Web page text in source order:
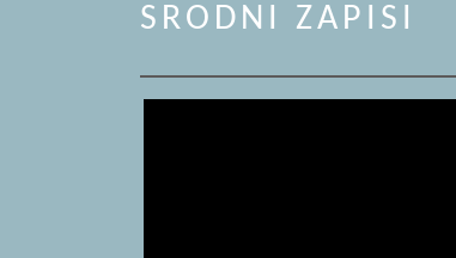
SRODNI ZAPISI